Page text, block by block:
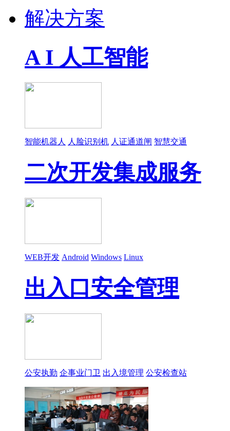
解决方案
A I 人工智能
智能机器人 人脸识别机 人证通道闸 智慧交通
二次开发集成服务
WEB开发 Android Windows Linux
出入口安全管理
公安执勤 企事业门卫 出入境管理 公安检查站